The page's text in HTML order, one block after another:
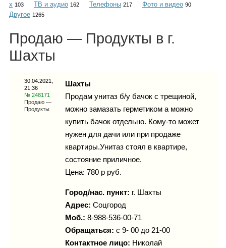
Гороскоп
Карты
Фотогалерея
х 103 ТВ и аудио 162 Телефоны 217 Фото и видео 90
Другое 1265
Продаю — Продукты в г.
Шахты
30.04.2021,
21:36
№ 248171
Продаю —
Продукты
Шахты
Продам унитаз б/у бачок с трещиной,
можно замазать герметиком а можно
купить бачок отдельно. Кому-то может
нужен для дачи или при продаже
квартиры.Унитаз стоял в квартире,
состояние приличное.
Цена: 780 р руб.
Город/нас. пункт: г. Шахты
Адрес: Соцгород
Моб.: 8-988-536-00-71
Обращаться: с 9- 00 до 21-00
Контактное лицо: Николай